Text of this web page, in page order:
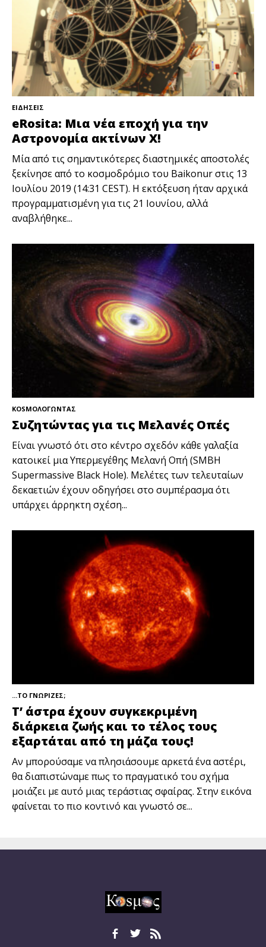
ΕΙΔΗΣΕΙΣ
eRosita: Μια νέα εποχή για την
Αστρονομία ακτίνων Χ!
Μία από τις σημαντικότερες διαστημικές αποστολές
ξεκίνησε από το κοσμοδρόμιο του Baikonur στις 13
Ιουλίου 2019 (14:31 CEST). Η εκτόξευση ήταν αρχικά
προγραμματισμένη για τις 21 Ιουνίου, αλλά
αναβλήθηκε...
KOSMOΛΟΓΩΝΤΑΣ
Συζητώντας για τις Μελανές Οπές
Είναι γνωστό ότι στο κέντρο σχεδόν κάθε γαλαξία
κατοικεί μια Υπερμεγέθης Μελανή Οπή (SMBH
Supermassive Black Hole). Μελέτες των τελευταίων
δεκαετιών έχουν οδηγήσει στο συμπέρασμα ότι
υπάρχει άρρηκτη σχέση...
...ΤΟ ΓΝΩΡΙΖΕΣ;
Τ’ άστρα έχουν συγκεκριμένη
διάρκεια ζωής και το τέλος τους
εξαρτάται από τη μάζα τους!
Αν μπορούσαμε να πλησιάσουμε αρκετά ένα αστέρι,
θα διαπιστώναμε πως το πραγματικό του σχήμα
μοιάζει με αυτό μιας τεράστιας σφαίρας. Στην εικόνα
φαίνεται το πιο κοντινό και γνωστό σε...